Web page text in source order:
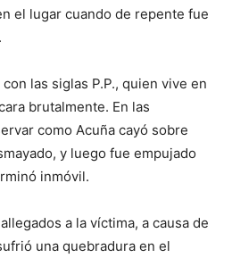
el lugar cuando de repente fue
las siglas P.P., quien vive en
brutalmente. En las
como Acuña cayó sobre
y luego fue empujado
inmóvil.
a la víctima, a causa de
una quebradura en el